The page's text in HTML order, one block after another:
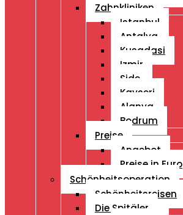
Zahnkliniken
Istanbul
Antalya
Kusadasi
Izmir
Side
Kayseri
Alanya
Bodrum
Preise
Angebot
Preise in Euro
Schönheitsoperation
Schönheitsreisen
Die Spitäler